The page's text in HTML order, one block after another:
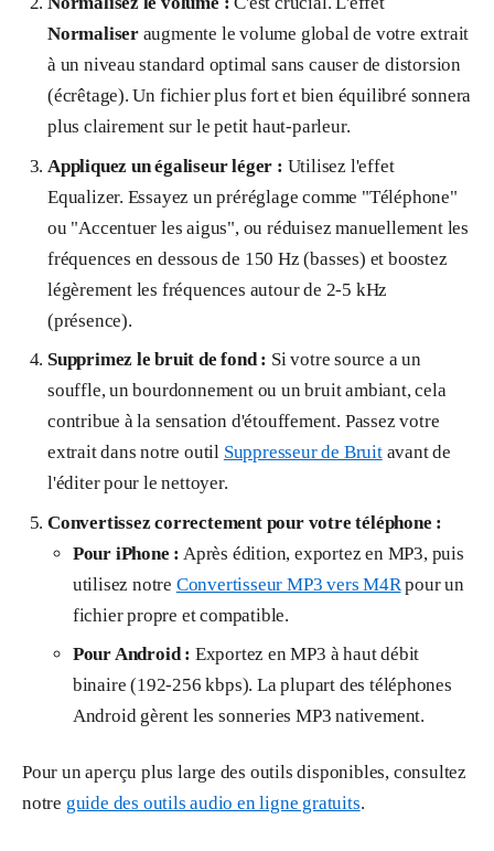
Normaliseraugmente le volume global de votre extrait
à un niveau standard optimal sans causer de distorsion
(écrêtage). Un fichier plus fort et bien équilibré sonnera
plus clairement sur le petit haut-parleur.
Appliquez un égaliseur léger : Utilisez l'effet
Equalizer. Essayez un préréglage comme "Téléphone"
ou "Accentuer les aigus", ou réduisez manuellement les
fréquences en dessous de 150 Hz (basses) et boostez
légèrement les fréquences autour de 2-5 kHz
(présence).
Supprimez le bruit de fond : Si votre source a un
souffle, un bourdonnement ou un bruit ambiant, cela
contribue à la sensation d'étouffement. Passez votre
extrait dans notre outil Suppresseur de Bruitavant de
l'éditer pour le nettoyer.
Convertissez correctement pour votre téléphone :
Pour iPhone : Après édition, exportez en MP3, puis
utilisez notre Convertisseur MP3 vers M4Rpour un
fichier propre et compatible.
Pour Android : Exportez en MP3 à haut débit
binaire (192-256 kbps). La plupart des téléphones
Android gèrent les sonneries MP3 nativement.
Pour un aperçu plus large des outils disponibles, consultez
notre guide des outils audio en ligne gratuits.